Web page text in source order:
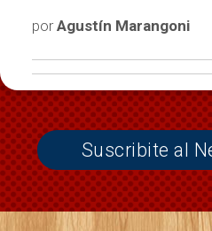
porAgustín Marangoni
Suscribite al